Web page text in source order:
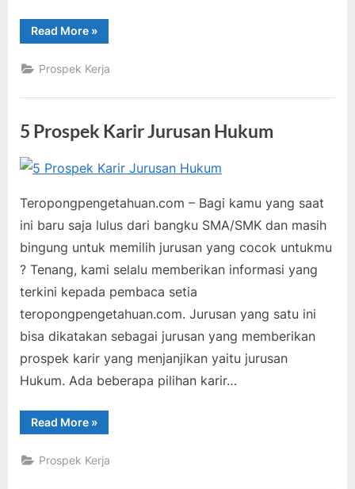
Read More“5
Prospek
Jurusan
Ilmu
»
Prospek Kerja
5 Prospek Karir Jurusan Hukum
Posted
on
16,
teropongpengetahuan
Komentarpada
Prospek
Karir
Jurusan
Hukum
Teropongpengetahuan.com – Bagi kamu yang saat
ini baru saja lulus dari bangku SMA/SMK dan masih
bingung untuk memilih jurusan yang cocok untukmu
? Tenang, kami selalu memberikan informasi yang
terkini kepada pembaca setia
teropongpengetahuan.com. Jurusan yang satu ini
bisa dikatakan sebagai jurusan yang memberikan
prospek karir yang menjanjikan yaitu jurusan
Hukum. Ada beberapa pilihan karir…
Read More“5
Prospek
Jurusan
Hukum”
»
Prospek Kerja